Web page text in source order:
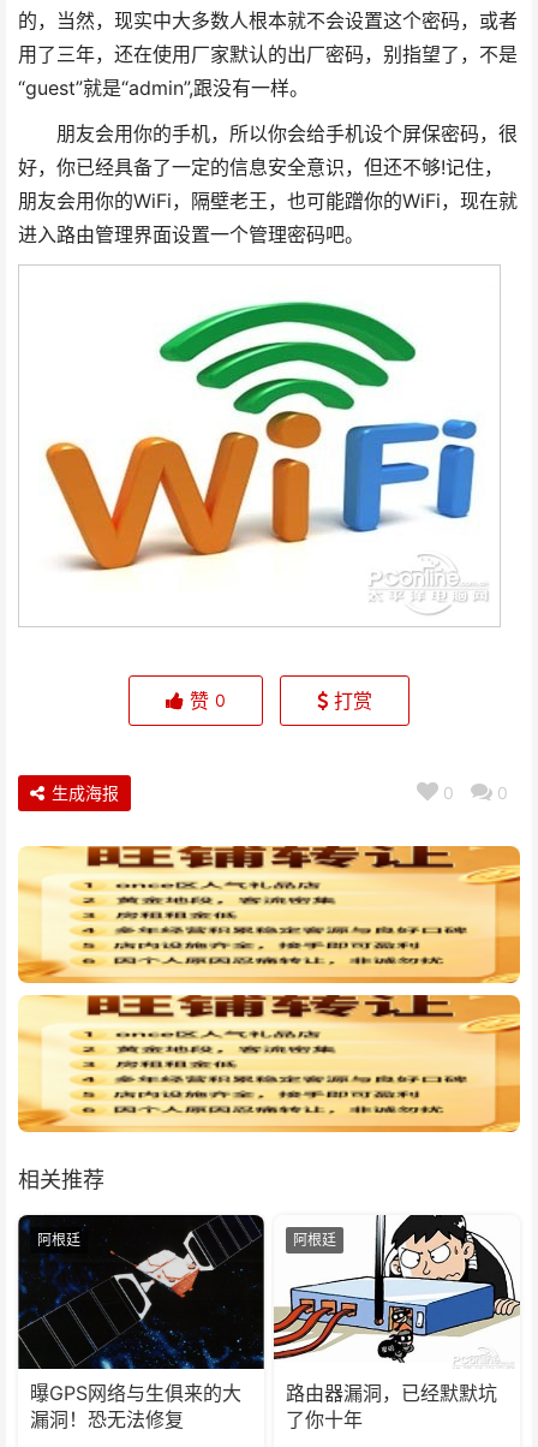
的，当然，现实中大多数人根本就不会设置这个密码，或者
用了三年，还在使用厂家默认的出厂密码，别指望了，不是
“guest”就是“admin”,跟没有一样。
朋友会用你的手机，所以你会给手机设个屏保密码，很
好，你已经具备了一定的信息安全意识，但还不够!记住，
朋友会用你的WiFi，隔壁老王，也可能蹭你的WiFi，现在就
进入路由管理界面设置一个管理密码吧。
赞 0 打赏
0 0
生成海报
相关推荐
阿根廷
曝GPS网络与生俱来的大
漏洞！恐无法修复
阿根廷
路由器漏洞，已经默默坑
了你十年